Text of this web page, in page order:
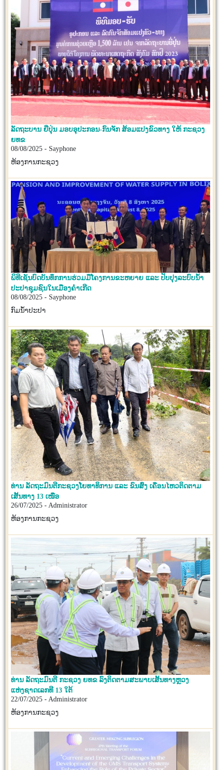
ລັດຖະບານ ຍີ່ປຸ່ນ ມອບອຸປະກອນ-ກົນຈັກ ສ້ອມແປງຂົວທາງ ໃຫ້ ກະຊວງ
ຍທຂ
08/08/2025 - Sayphone
ຫ້ອງການກະຊວງ
ພິທີເຊັນບົດບັນທຶກການຮ່ວມມືໂຄງການຂະຫຍາຍ ແລະ ປັບປຸງລະບົບນໍ້າ
ປະປາຊຸມຊົນໃນເມືອງຄຳເກີດ
08/08/2025 - Sayphone
ກົມນ້ຳປະປາ
ທ່ານ ລັດຖະມົນຕີກະຊວງໂຍທາທິການ ແລະ ຂົນສົ່ງ ເຄື່ອນໄຫວຕິດຕາມ
ເສັ້ນທາງ 13 ເໜືອ
26/07/2025 - Administrator
ຫ້ອງການກະຊວງ
ທ່ານ ລັດຖະມົນຕີ ກະຊວງ ຍທຂ ລົງຕິດຕາມສະພາບເສັ້ນທາງຫຼວງ
ແຫ່ງຊາດເລກທີ 13 ໃຕ້
22/07/2025 - Administrator
ຫ້ອງການກະຊວງ